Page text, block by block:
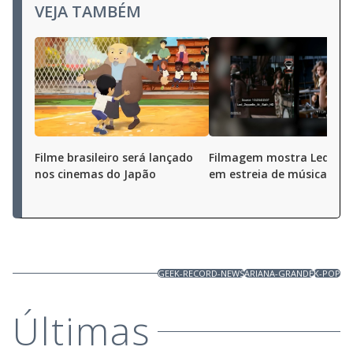
VEJA TAMBÉM
Filme brasileiro será lançado
nos cinemas do Japão
Filmagem mostra Led
em estreia de música
GEEK-RECORD-NEWSARIANA-GRANDEK-POP
Últimas